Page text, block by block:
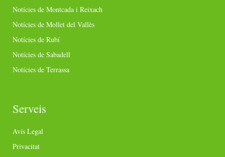
Notícies de Montcada i Reixach
Notícies de Mollet del Vallès
Notícies de Rubí
Notícies de Sabadell
Notícies de Terrassa
Serveis
Avís Legal
Privacitat